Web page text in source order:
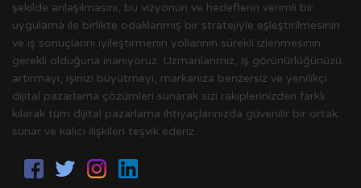
şekilde anlaşılmasını, bu vizyonun ve hedeflerin verimli bir
uygulama ile birlikte odaklanmış bir stratejiyle eşleştirilmesinin
ve iş sonuçlarını iyileştirmenin yollarının sürekli izlenmesinin
gerekli olduğuna inanıyoruz. Uzmanlarımız, iş görünürlüğünüzü
artırmayı, işinizi büyütmeyi, markanıza benzersiz ve yenilikçi
dijital pazarlama çözümleri sunarak sizi rakiplerinizden farklı
kılarak tüm dijital pazarlama ihtiyaçlarınızda güvenilir bir ortak
sunar ve kalıcı ilişkileri teşvik ederiz.